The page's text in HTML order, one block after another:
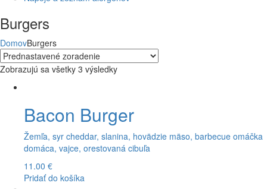
Burgers
DomovBurgers
Zobrazujú sa všetky 3 výsledky
Bacon Burger
Žemľa, syr cheddar, slanina, hovädzie mäso, barbecue omáčka
domáca, vajce, orestovaná cibuľa
11.00 €
Pridať do košíka